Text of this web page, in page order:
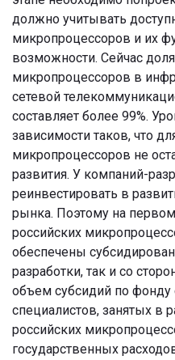
должно учитывать
микропроцессоров и их
возможности. Сейчас
микропроцессоров в
сетевой
составляет более 99%.
зависимости таков, что
микропроцессоров не
развития. У компаний-
реинвестировать в
рынка. Поэтому на
российских
обеспечены
разработки, так и со
объем субсидий по фонду
специалистов, занятых в
российских
государственных